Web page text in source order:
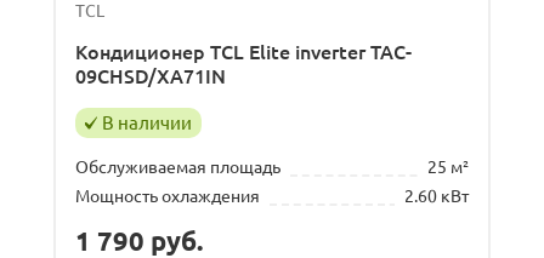
TCL
Кондиционер TCL Elite inverter TAC-
09CHSD/XA71IN
В наличии
Обслуживаемая площадь
25 м²
Мощность охлаждения
2.60 кВт
1 790 руб.